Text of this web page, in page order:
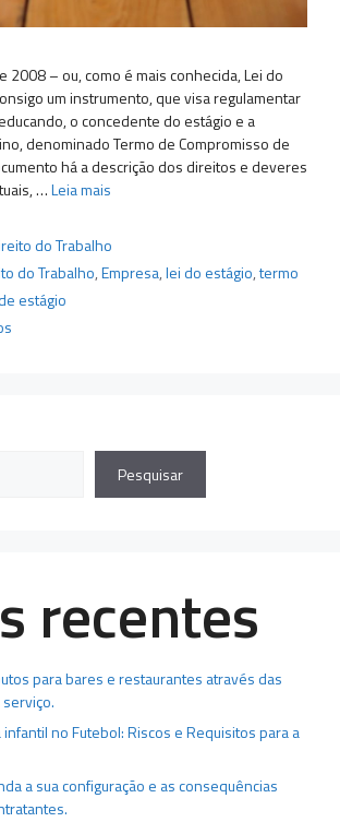
2008 – ou, como é mais conhecida, Lei do
um instrumento, que visa regulamentar
o concedente do estágio e a
denominado Termo de Compromisso de
há a descrição dos direitos e deveres
…Leia mais
do Trabalho
do Trabalho,Empresa,lei do estágio,termo
estágio
Pesquisar
recentes
para bares e restaurantes através das
no Futebol: Riscos e Requisitos para a
a sua configuração e as consequências